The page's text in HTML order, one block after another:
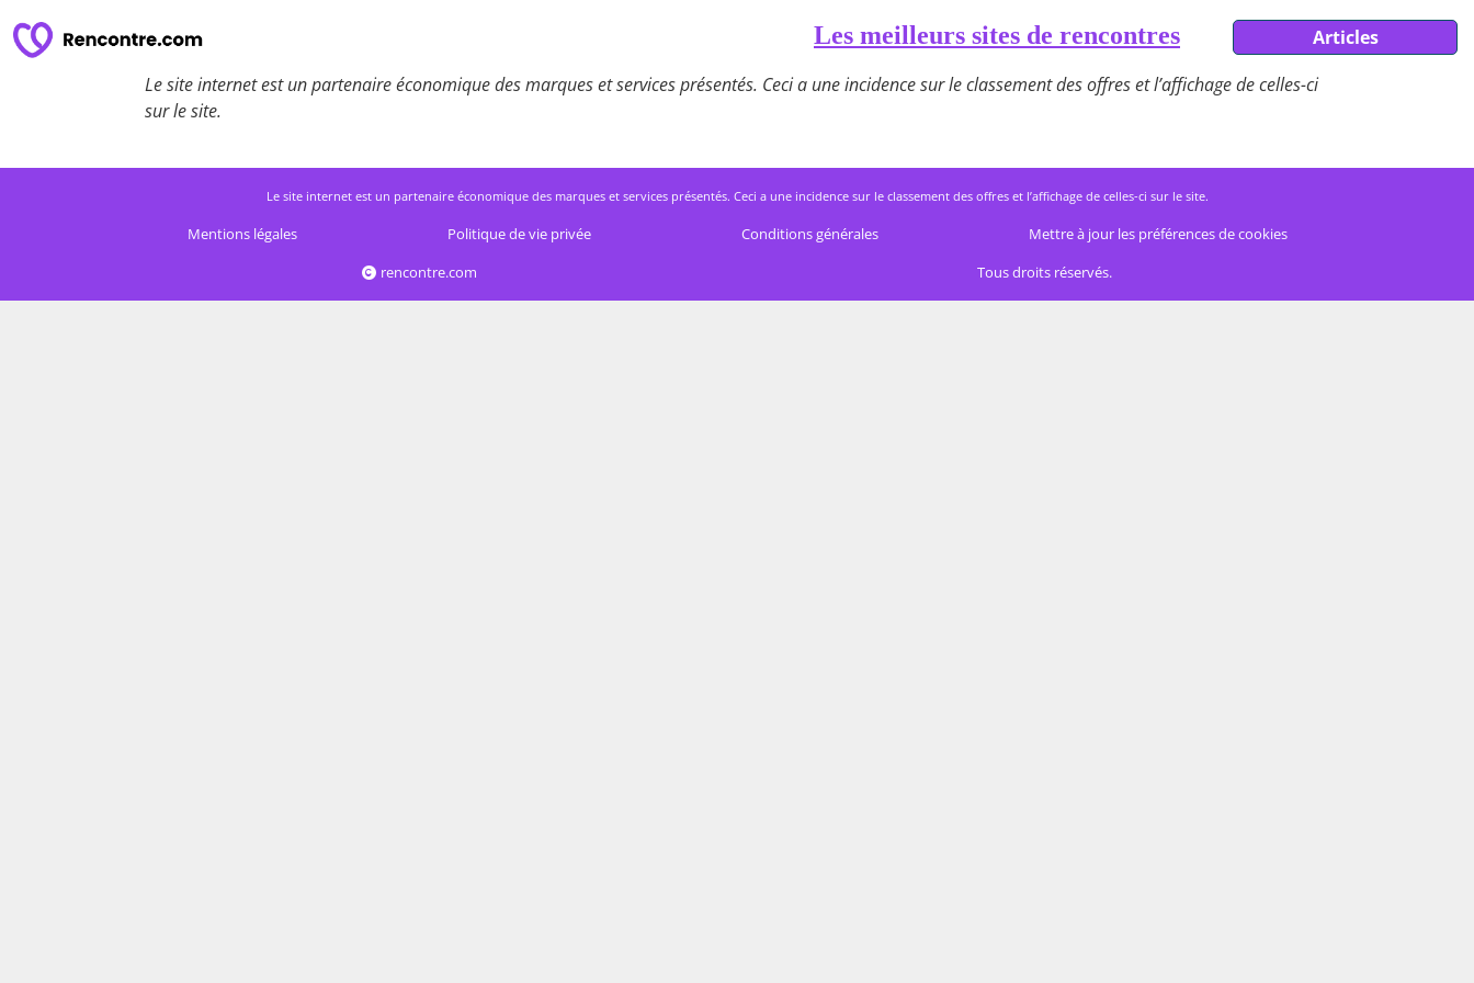
Les meilleurs sites de rencontres
Articles
Le site internet est un partenaire économique des marques et services présentés. Ceci a une incidence sur le classement des offres et l’affichage de celles-ci
sur le site.
Le site internet est un partenaire économique des marques et services présentés. Ceci a une incidence sur le classement des offres et l’affichage de celles-ci sur le site.
Mentions légales Politique de vie privée Conditions générales
Mettre à jour les préférences de cookies
rencontre.com
Tous droits réservés.